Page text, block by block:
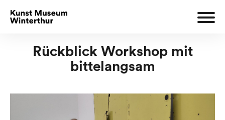
Rückblick Workshop mit
bittelangsam